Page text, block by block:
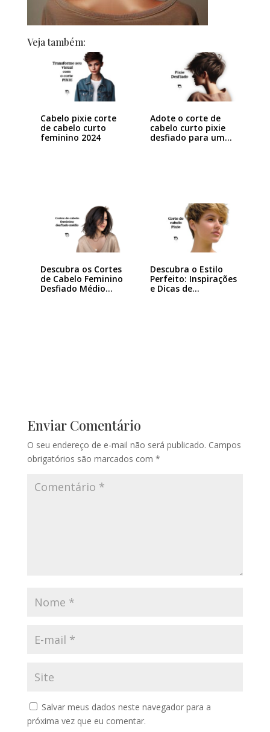
Veja também:
Cabelo pixie corte
de cabelo curto
feminino 2024
Adote o corte de
cabelo curto pixie
desfiado para um…
Descubra os Cortes
de Cabelo Feminino
Desfiado Médio…
Descubra o Estilo
Perfeito: Inspirações
e Dicas de…
Enviar Comentário
O seu endereço de e-mail não será publicado. Campos
obrigatórios são marcados com *
Salvar meus dados neste navegador para a
próxima vez que eu comentar.